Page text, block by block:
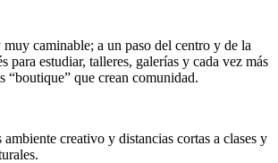
caminable; a un paso del centro y de la
para estudiar, talleres, galerías y cada vez más
que crean comunidad.
ambiente creativo y distancias cortas a clases y